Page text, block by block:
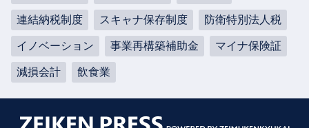
連結納税制度 スキャナ保存制度 防衛特別法人税
イノベーション 事業再構築補助金 マイナ保険証
減損会計 飲食業